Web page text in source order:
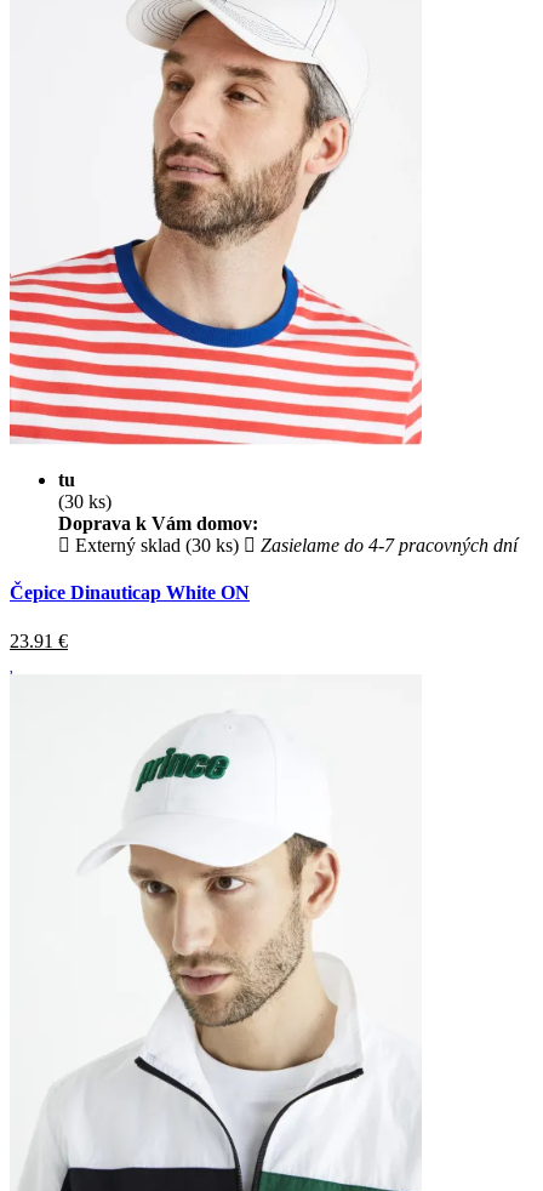
tu
(30 ks)
Doprava k Vám domov:
Externý sklad (30 ks)
Zasielame do 4-7 pracovných dní
Čepice Dinauticap White ON
23.91 €